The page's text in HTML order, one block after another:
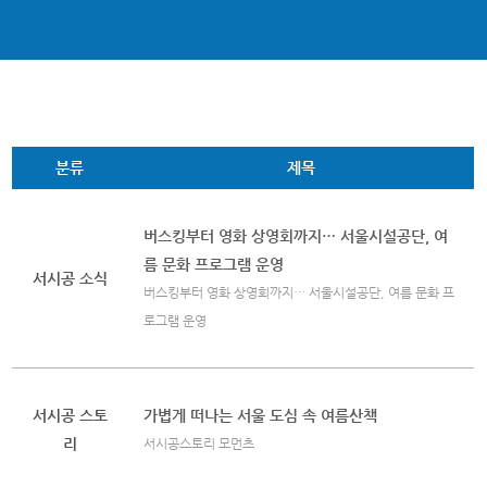
분류 제목
서시공 소식
버스킹부터 영화 상영회까지… 서울시설공단, 여
름 문화 프로그램 운영
버스킹부터 영화 상영회까지… 서울시설공단, 여름 문화 프
로그램 운영
서시공 스토
리
가볍게 떠나는 서울 도심 속 여름산책
서시공스토리 모먼츠